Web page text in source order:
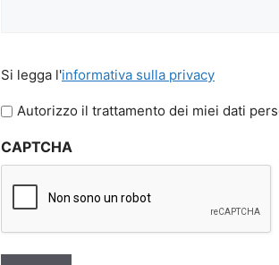
legga
l'informativa
privacy
Si legga l'informativa sulla privacy
Autorizzo il trattamento dei miei dati
CAPTCHA